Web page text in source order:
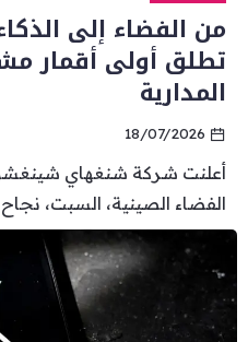
من الفضاء إلى
تطلق أولى أقمار
المدارية
18/07/2026
أعلنت شركة شنغهاي شينغشو
الفضاء الصينية، السبت،